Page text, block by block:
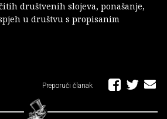
društvenih slojeva, ponašanje,
u društvu s propisanim
Preporuči članak